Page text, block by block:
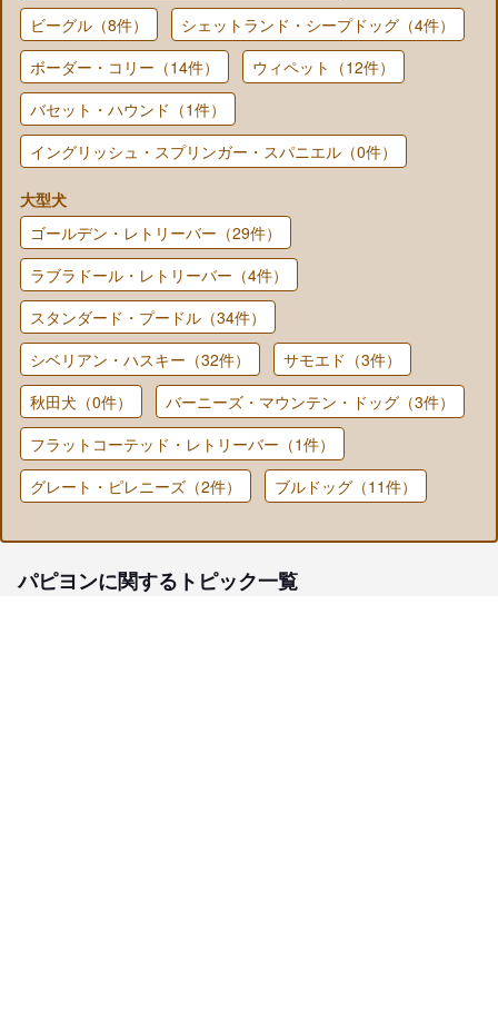
ビーグル（8件）
シェットランド・シープドッグ（4件）
ボーダー・コリー（14件）
ウィペット（12件）
バセット・ハウンド（1件）
イングリッシュ・スプリンガー・スパニエル（0件）
大型犬
ゴールデン・レトリーバー（29件）
ラブラドール・レトリーバー（4件）
スタンダード・プードル（34件）
シベリアン・ハスキー（32件）
サモエド（3件）
秋田犬（0件）
バーニーズ・マウンテン・ドッグ（3件）
フラットコーテッド・レトリーバー（1件）
グレート・ピレニーズ（2件）
ブルドッグ（11件）
パピヨンに関するトピック一覧